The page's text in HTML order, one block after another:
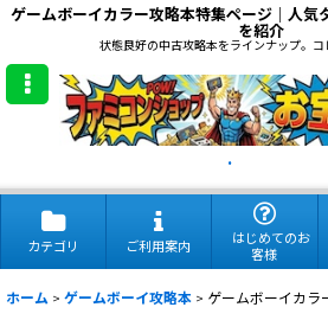
ゲームボーイカラー攻略本特集ページ｜人気
を紹介
状態良好の中古攻略本をラインナップ。
.
カテゴリ ご利用案内
はじめてのお
客様
ホーム > ゲームボーイ攻略本 > ゲームボーイカラ